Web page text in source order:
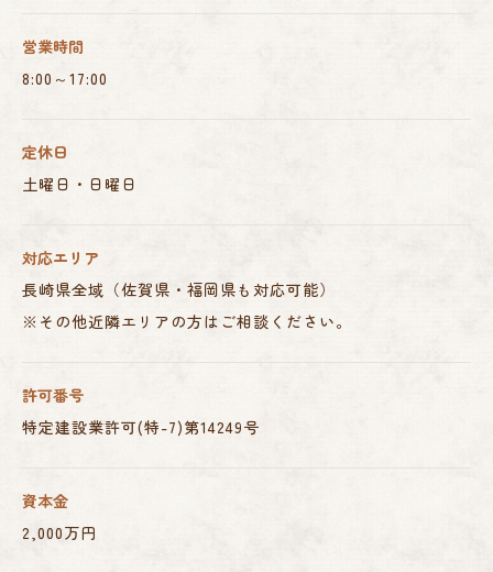
営業時間
8:00～17:00
定休日
土曜日・日曜日
対応エリア
長崎県全域（佐賀県・福岡県も対応可能）
※その他近隣エリアの方はご相談ください。
許可番号
特定建設業許可(特-7)第14249号
資本金
2,000万円